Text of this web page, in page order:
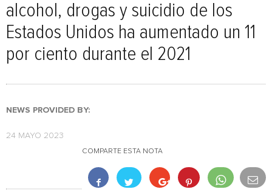
alcohol, drogas y suicidio de los
Estados Unidos ha aumentado un 11
por ciento durante el 2021
NEWS PROVIDED BY:
24 MAYO 2023
COMPARTE ESTA NOTA